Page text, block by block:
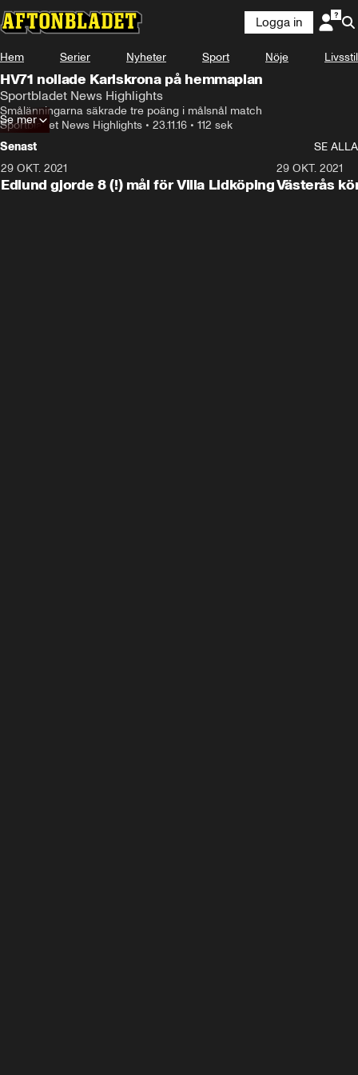
Logga in
Hem Serier Nyheter Sport Nöje Livsstil
HV71 nollade Karlskrona på hemmaplan
Sportbladet News Highlights
Smålänningarna säkrade tre poäng i målsnål match
Sportbladet News Highlights • 23.11.16 • 112 sek
Se mer
Senast
SE ALLA
29 OKT. 2021
Edlund gjorde 8 (!) mål för Villa Lidköping
29 OKT. 2021
Västerås